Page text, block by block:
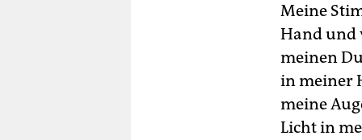
Meine
Hand und
meinen
in meiner
meine
Licht in